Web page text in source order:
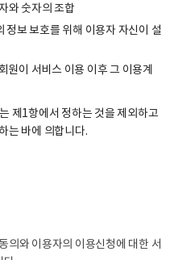
와 숫자의 조합
보 보호를 위해 이용자 자신이 설
원이 서비스 이용 이후 그 이용계
제1항에서 정하는 것을 제외하고
는 바에 의합니다.
의와 이용자의 이용신청에 대한 서